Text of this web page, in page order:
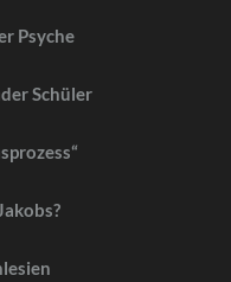
Psyche
Schüler